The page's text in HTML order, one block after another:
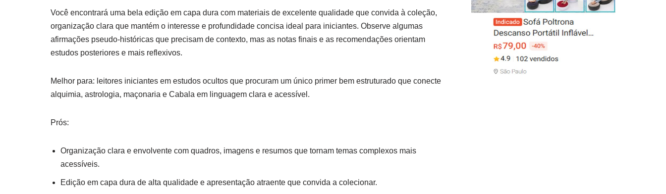
Você encontrará uma bela edição em capa dura com materiais de excelente qualidade que convida à coleção,
organização clara que mantém o interesse e profundidade concisa ideal para iniciantes. Observe algumas
afirmações pseudo-históricas que precisam de contexto, mas as notas finais e as recomendações orientam
estudos posteriores e mais reflexivos.
Melhor para: leitores iniciantes em estudos ocultos que procuram um único primer bem estruturado que conecte
alquimia, astrologia, maçonaria e Cabala em linguagem clara e acessível.
Prós:
Organização clara e envolvente com quadros, imagens e resumos que tornam temas complexos mais
acessíveis.
Edição em capa dura de alta qualidade e apresentação atraente que convida a colecionar.